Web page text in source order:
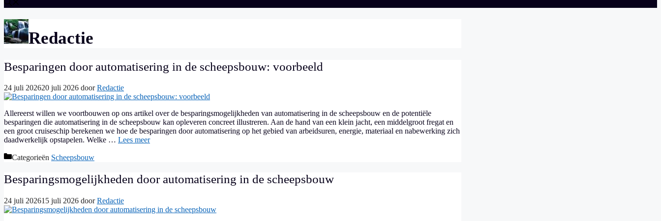
Redactie
Besparingen door automatisering in de scheepsbouw: voorbeeld
24 juli 202620 juli 2026 doorRedactie
Allereerst willen we voortbouwen op ons artikel over de besparingsmogelijkheden van automatisering in de scheepsbouw en de potentiële
besparingen die automatisering in de scheepsbouw kan opleveren concreet illustreren. Aan de hand van een klein jacht, een middelgroot fregat en
een groot cruiseschip berekenen we hoe de besparingen door automatisering op het gebied van arbeidsuren, energie, materiaal en nabewerking zich
daadwerkelijk opstapelen. Welke … Lees meer
Categorieën Scheepsbouw
Besparingsmogelijkheden door automatisering in de scheepsbouw
24 juli 202615 juli 2026 doorRedactie